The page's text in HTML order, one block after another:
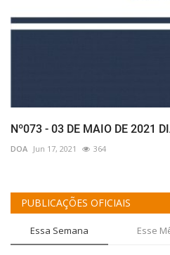
Nº073 - 03 DE MAIO DE 2021
DOA Jun 17, 2021 364
PUBLICAÇÕES OFICIAIS
Essa Semana Esse